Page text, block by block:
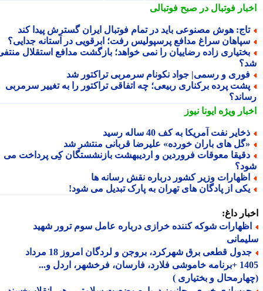
فوتبال در صبح فوتبالی
هوش مصنوعی باید در تمام فوتبال ایران گسترش پیدا کند
سراغ مدافع پرسپولیس رفت؛ ابرقویی در آستانه جدایی؟
زاده رضاییان را نمی خواهد؛ بازگشت مدافع استقلال منتفی
و رسمی| جواد نکونام سرمربی تراکتور شد
پرده برکناری ربیعی؛ چه اتفاقی تراکتور را به تغییر سرمربی
ویژهایونا نیوز
نفت آمریکا به کف 40 ساله رسید
های باران خورده» علیرضا قربانی منتشر شد
معوقات فروردین و اردیبهشت بازنشستگان کِی پرداخت می
وزیر کشور درباره نقش رسانه ها
از پادگان های تهران به پارک تبدیل می شود!
داغ:
شوکه کننده خرازی درباره عامل سوم ترور شهید
جدول قطعی برق شهرکرد، بروجن و لردگان امروز 18 مرداد
1405 +برنامه خاموشی فلارد، فارسان، فرخشهر، اردل و...
و بختیاری )